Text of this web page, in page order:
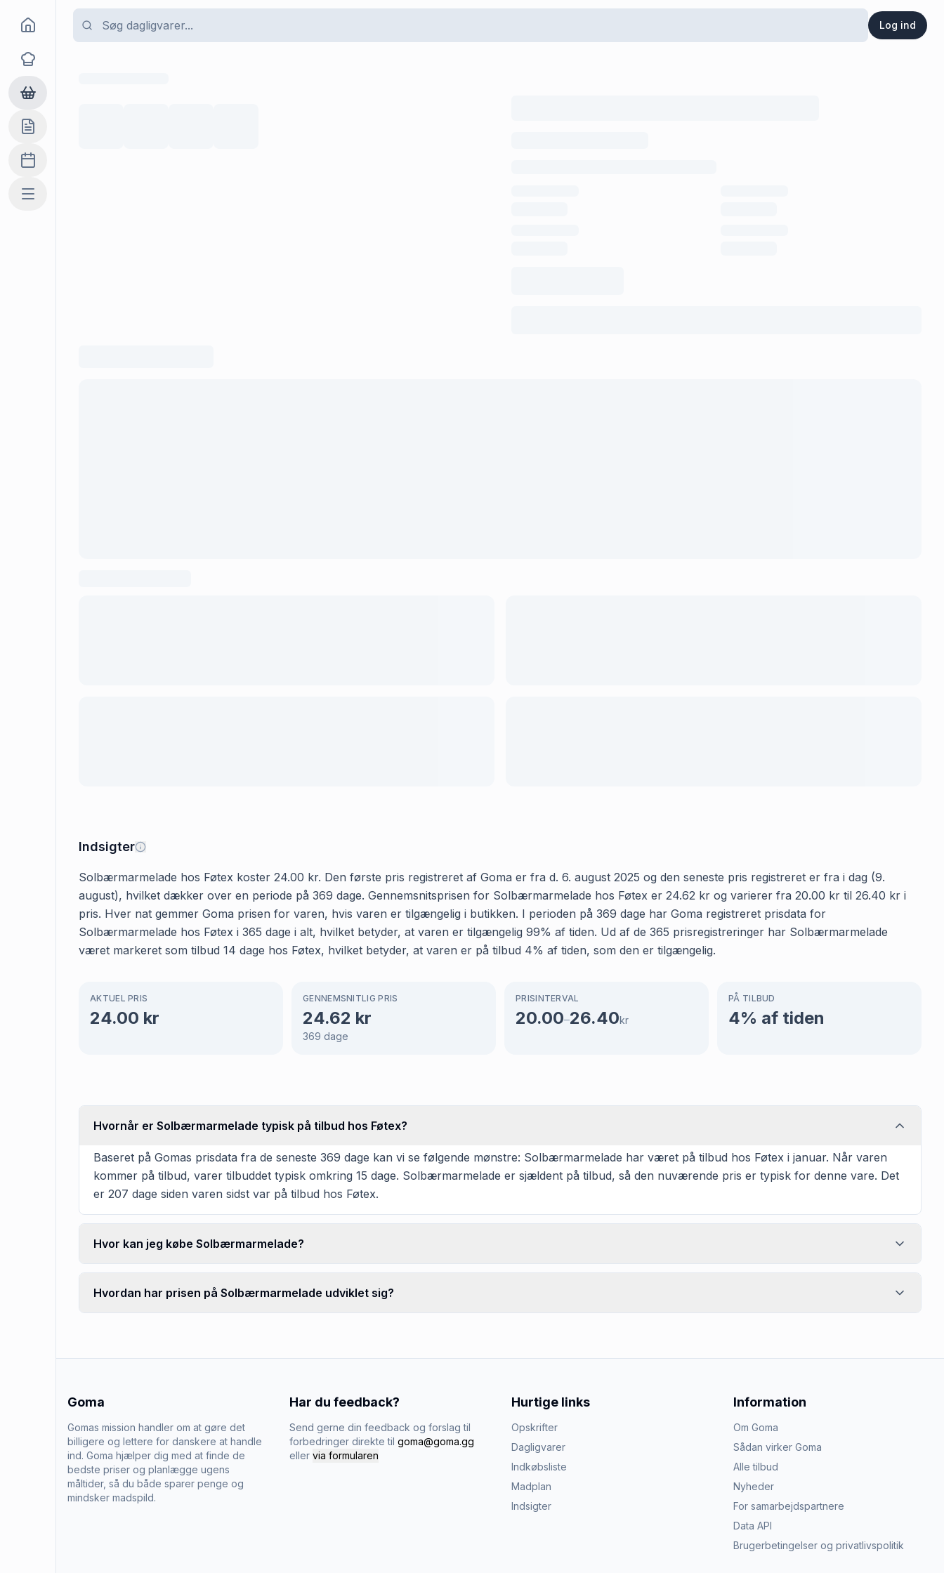
Log ind
Goma
Opskrifter
Dagligvarer
Indkøbslisten
Madplan
Mere
Indsigter
Solbærmarmelade hos Føtex koster 24.00 kr. Den første pris registreret af Goma er fra d. 6. august 2025 og den seneste pris registreret er fra i dag (9.
august), hvilket dækker over en periode på 369 dage. Gennemsnitsprisen for Solbærmarmelade hos Føtex er 24.62 kr og varierer fra 20.00 kr til 26.40 kr i
pris. Hver nat gemmer Goma prisen for varen, hvis varen er tilgængelig i butikken. I perioden på 369 dage har Goma registreret prisdata for
Solbærmarmelade hos Føtex i 365 dage i alt, hvilket betyder, at varen er tilgængelig 99% af tiden. Ud af de 365 prisregistreringer har Solbærmarmelade
været markeret som tilbud 14 dage hos Føtex, hvilket betyder, at varen er på tilbud 4% af tiden, som den er tilgængelig.
AKTUEL PRIS
24.00 kr
GENNEMSNITLIG PRIS
24.62 kr
369 dage
PRISINTERVAL
20.00–26.40kr
PÅ TILBUD
4% af tiden
Hvornår er Solbærmarmelade typisk på tilbud hos Føtex?
Baseret på Gomas prisdata fra de seneste 369 dage kan vi se følgende mønstre: Solbærmarmelade har været på tilbud hos Føtex i januar. Når varen
kommer på tilbud, varer tilbuddet typisk omkring 15 dage. Solbærmarmelade er sjældent på tilbud, så den nuværende pris er typisk for denne vare. Det
er 207 dage siden varen sidst var på tilbud hos Føtex.
Hvor kan jeg købe Solbærmarmelade?
Hvordan har prisen på Solbærmarmelade udviklet sig?
Goma
Gomas mission handler om at gøre det
billigere og lettere for danskere at handle
ind. Goma hjælper dig med at finde de
bedste priser og planlægge ugens
måltider, så du både sparer penge og
mindsker madspild.
Har du feedback?
Send gerne din feedback og forslag til
forbedringer direkte til goma@goma.gg
eller via formularen
Hurtige links
Opskrifter
Dagligvarer
Indkøbsliste
Madplan
Indsigter
Information
Om Goma
Sådan virker Goma
Alle tilbud
Nyheder
For samarbejdspartnere
Data API
Brugerbetingelser og privatlivspolitik